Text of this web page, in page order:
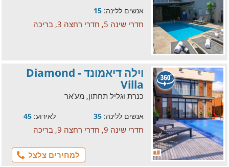
אנשים ללינה: 15
חדרי שינה 5, חדרי רחצה 3, בריכה
וילה דיאמונד - Diamond
Villa
כנרת וגליל תחתון, מע'אר
אנשים ללינה: 35 לאירוע: 45
חדרי שינה 9, חדרי רחצה 9, בריכה
למחירים צלצל